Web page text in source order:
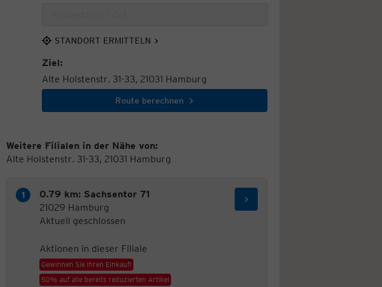
STANDORT ERMITTELN
Ziel:
Alte Holstenstr. 31-33, 21031 Hamburg
Route berechnen
Weitere Filialen in der Nähe von:
Alte Holstenstr. 31-33, 21031 Hamburg
0.79 km: Sachsentor 71
21029 Hamburg
Aktuell geschlossen
Aktionen in dieser Filiale
Gewinnen Sie Ihren Einkauf!
50% auf alle bereits reduzierten Artikel